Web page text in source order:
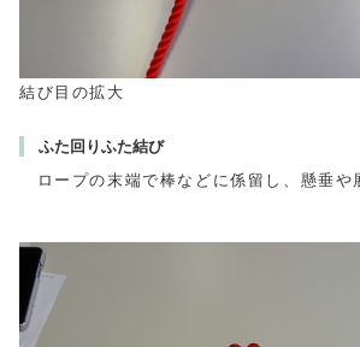
結び目の拡大
ふた回りふた結び
ロープの末端で棒などに係留し、懸垂や